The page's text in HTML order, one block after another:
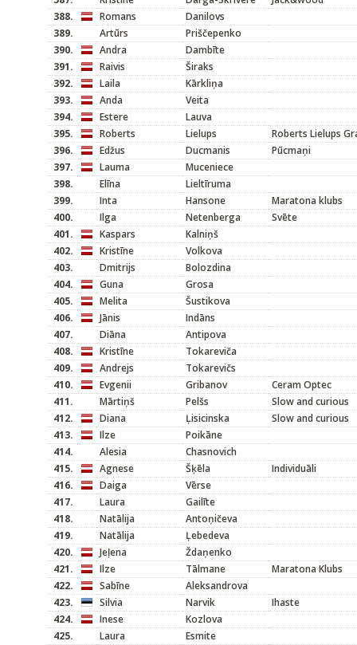
388.
Romans
Danilovs
389.
Artūrs
Priščepenko
390.
Andra
Dambīte
391.
Raivis
Širaks
392.
Laila
Kārkliņa
393.
Anda
Veita
394.
Estere
Lauva
395.
Roberts Lielups
Roberts Lielups
396.
Edžus Ducmanis
Pūcmaņi
397.
Lauma
Muceniece
398.
Elīna
Lieltīruma
399.
Inta Hansone
Maratona klubs
400.
Ilga Netenberga
Svēte
401.
Kaspars
Kalniņš
402.
Kristīne
Volkova
403.
Dmitrijs
Bolozdina
404.
Guna
Grosa
405.
Melita
Šustikova
406.
Jānis
Indāns
407.
Diāna
Antipova
408.
Kristīne
Tokareviča
409.
Andrejs
Tokarevičs
410.
Evgenii Gribanov
Ceram Optec
411.
Mārtiņš Pelšs
Slow and curious
412.
Diana Ļisicinska
Slow and curious
413.
Ilze
Poikāne
414.
Alesia
Chasnovich
415.
Agnese Šķēla
Individuāli
416.
Daiga
Vērse
417.
Laura
Gailīte
418.
Natālija
Antoņičeva
419.
Natālija
Ļebedeva
420.
Jeļena
Ždaņenko
421.
Ilze Tālmane
Maratona Klubs
422.
Sabīne
Aleksandrova
423.
Silvia Narvik
Ihaste
424.
Inese
Kozlova
425.
Laura
Esmite